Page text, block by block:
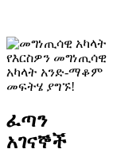
የእርስዎን መግነጢሳዊ
አካላት አንድ-ማቆም
መፍትሄ ያግኙ!
ፈጣን
አገናኞች